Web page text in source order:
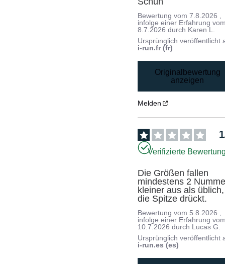
Bewertung vom7.8.2026
infolge einer Erfahrung
8.7.2026 durch Karen L.
Ursprünglich veröffentlicht
i-run.fr (fr)
Originalbewertung
anzeigen
Melden
1
Verifizierte
Die Größen fallen
mindestens 2
kleiner aus als üblich,
die Spitze drückt.
Bewertung vom 5.8.2026 ,
infolge einer Erfahrung
10.7.2026 durch Lucas G.
Ursprünglich veröffentlicht
i-run.es (es)